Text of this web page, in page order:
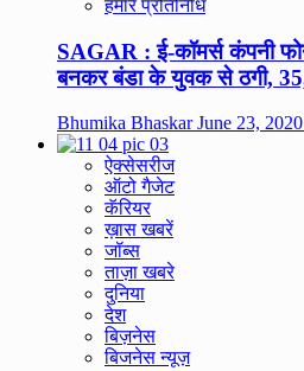
हमारे प्रतिनिधि
SAGAR : ई-कॉमर्स कंपनी
बनकर बंडा के युवक से ठगी,
Bhumika BhaskarJune 23, 2020
ऐक्सेसरीज
ऑटो गैजेट
कॅरियर
ख़ास खबरें
जॉब्स
ताज़ा खबरे
दुनिया
देश
बिज़नेस
बिजनेस न्यूज़